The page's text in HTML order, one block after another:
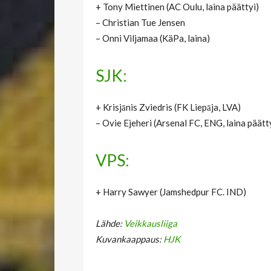
+ Tony Miettinen (AC Oulu, laina päättyi)
– Christian Tue Jensen
– Onni Viljamaa (KäPa, laina)
SJK:
+ Krisjānis Zviedris (FK Liepāja, LVA)
– Ovie Ejeheri (Arsenal FC, ENG, laina
VPS:
+ Harry Sawyer (Jamshedpur FC. IND)
Lähde: Veikkausliiga
Kuvankaappaus:HJK